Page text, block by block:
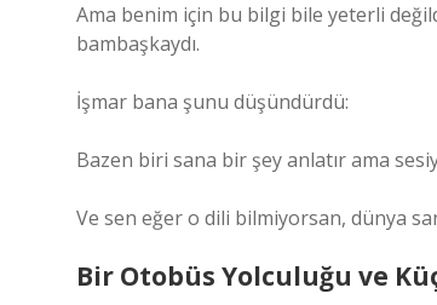
Ama benim için bu bilgi bile yeterli
bambaşkaydı.
İşmar bana şunu düşündürdü:
Bazen biri sana bir şey anlatır ama
Ve sen eğer o dili bilmiyorsan, dünya
Bir Otobüs Yolculuğu ve